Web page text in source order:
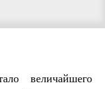
величайшего